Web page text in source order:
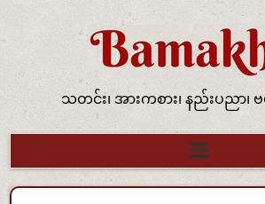
သတင်း၊ အားကစား၊ နည်းပညာ၊